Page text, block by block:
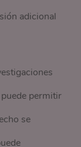
adicional
permitir
se